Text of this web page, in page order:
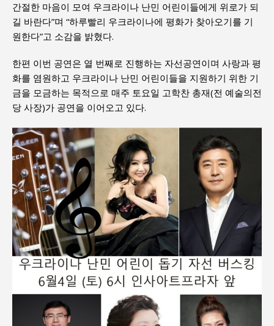
간절한 마음이 모여 우크라이나 난민 어린이들에게 위로가 되
길 바란다”며 “하루빨리 우크라이나에 평화가 찾아오기를 기
원한다”고 소감을 밝혔다.
한편 이번 공연은 열 번째로 진행하는 자선공연이며 사랑과 평
화를 염원하고 우크라이나 난민 어린이들을 지원하기 위한 기
금을 모금하는 목적으로 매주 토요일 고학찬 총재(전 예술의전
당 사장)가 공연을 이어오고 있다.